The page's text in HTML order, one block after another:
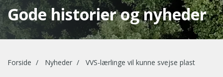
Gode historier og nyheder
Forside Nyheder VVS-lærlinge vil kunne svejse plast